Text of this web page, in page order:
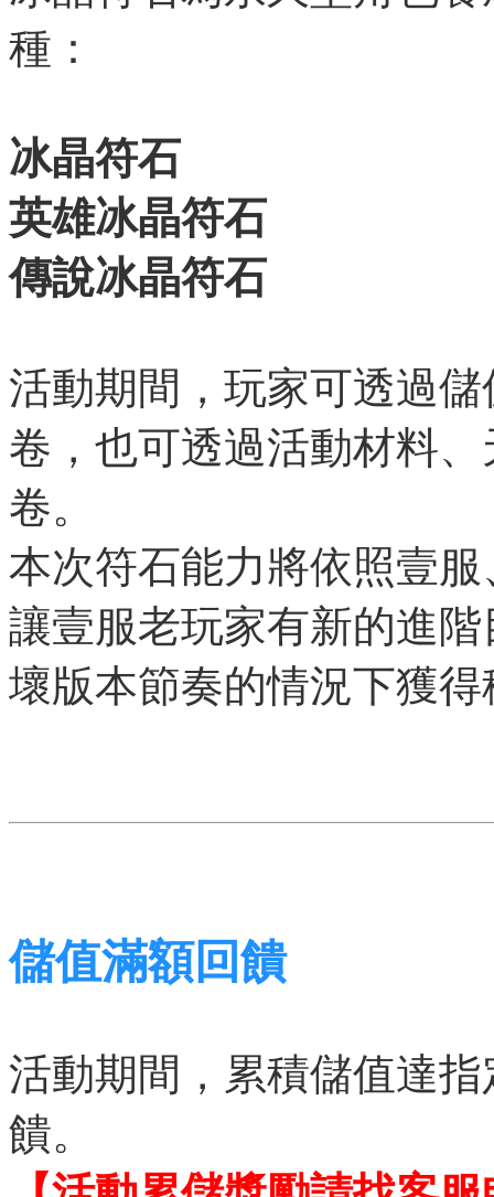
種：
冰晶符石
英雄冰晶符石
傳說冰晶符石
活動期間，玩家可透過
卷，也可透過活動材料
卷。
本次符石能力將依照壹
讓壹服老玩家有新的進
壞版本節奏的情況下獲
儲值滿額回饋
活動期間，累積儲值達
饋。